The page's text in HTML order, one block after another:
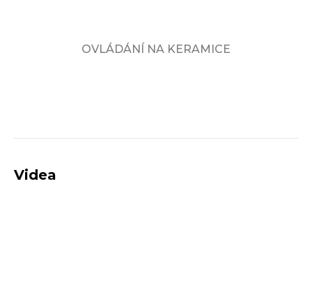
OVLÁDÁNÍ NA KERAMICE
Videa